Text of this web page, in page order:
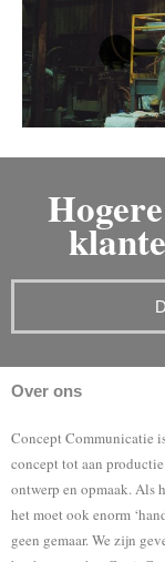
Over ons
Concept Communicatie
concept tot aan
ontwerp en opmaak. Als
het moet ook enorm
geen gemaar. We zijn